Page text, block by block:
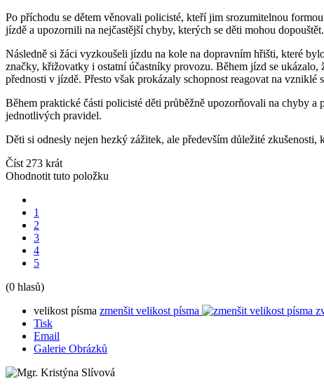
Po příchodu se dětem věnovali policisté, kteří jim srozumitelnou
jízdě a upozornili na nejčastější chyby, kterých se děti mohou dopouštět.
Následně si žáci vyzkoušeli jízdu na kole na dopravním hřišti, které
značky, křižovatky i ostatní účastníky provozu. Během jízd se
přednosti v jízdě. Přesto však prokázaly schopnost reagovat na
Během praktické části policisté děti průběžně upozorňovali na chyby
jednotlivých pravidel.
Děti si odnesly nejen hezký zážitek, ale především důležité
Číst 273 krát
Ohodnotit tuto položku
1
2
3
4
5
(0 hlasů)
velikost písma zmenšit velikost písma
Tisk
Email
Galerie Obrázků